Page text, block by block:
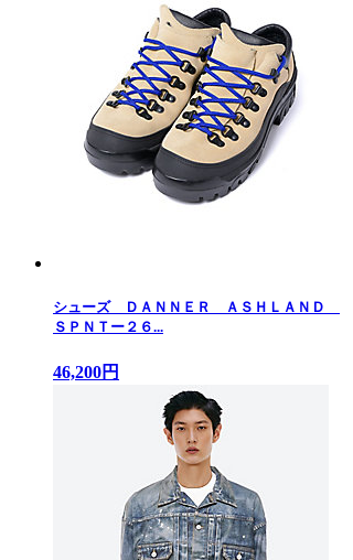
シューズ ＤＡＮＮＥＲ ＡＳＨＬＡＮＤ
ＳＰＮＴー２６...
46,200円